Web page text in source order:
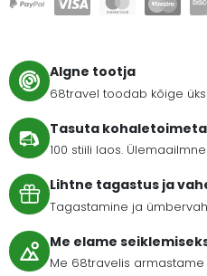
Algne tootja
68travel toodab kõige
Tasuta
100 stiili laos.
Lihtne tagastus ja
Tagastamine ja
Me elame
Me 68travelis